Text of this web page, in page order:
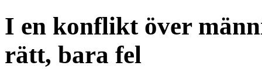
I en konflikt över
rätt, bara fel